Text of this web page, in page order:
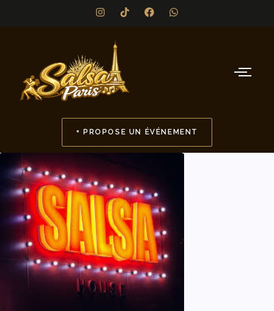
+ PROPOSE UN ÉVÉNEMENT